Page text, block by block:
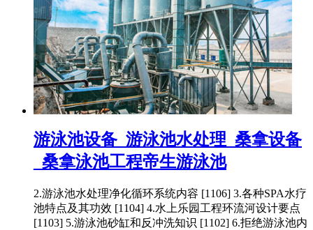
游泳池设备_游泳池水处理_桑拿设备
_桑拿泳池工程帝生游泳池
2.游泳池水处理净化循环系统内容 [1106] 3.各种SPA水疗
池特点及其功效 [1104] 4.水上乐园工程环流河设计要点
[1103] 5.游泳池砂缸和反冲洗知识 [1102] 6.拒绝游泳池内